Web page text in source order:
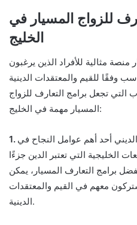
للزواج المسيار في
الخليج
منصة مثالية للأفراد الذين يرغبون
وفقًا للقيم والمعتقدات الدينية
التي تجعل برامج التعارف للزواج
المسيار مهمة في الخليج:
الديني أحد أهم عوامل النجاح في
الخليجية التي تعتبر الدين جزءًا
برامج التعارف المسيار، يمكن
معهم في القيم والمعتقدات
الدينية.